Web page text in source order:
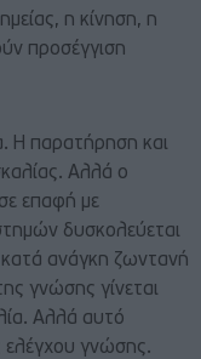
η κίνηση, η
προσέγγιση
Η παρατήρηση και
Αλλά ο
επαφή με
δυσκολεύεται
ανάγκη ζωντανή
γνώσης γίνεται
Αλλά αυτό
ελέγχου γνώσης.